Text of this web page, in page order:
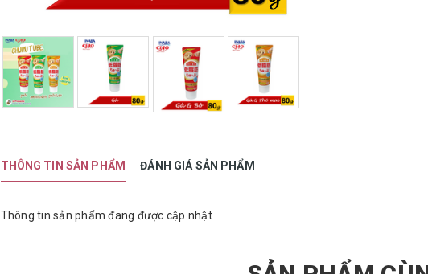
THÔNG TIN SẢN PHẨM ĐÁNH GIÁ SẢN PHẨM
Thông tin sản phẩm đang được cập nhật